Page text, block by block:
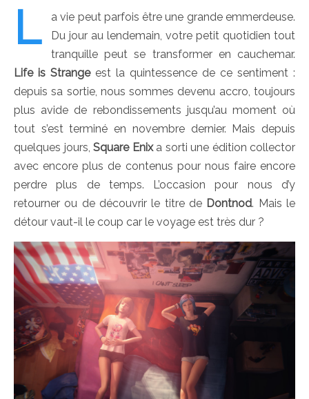
L
a vie peut parfois être une grande emmerdeuse.
Du jour au lendemain, votre petit quotidien tout
tranquille peut se transformer en cauchemar.
Life is Strangeest la quintessence de ce sentiment :
depuis sa sortie, nous sommes devenu accro, toujours
plus avide de rebondissements jusqu’au moment où
tout s’est terminé en novembre dernier. Mais depuis
quelques jours, Square Enixa sorti une édition collector
avec encore plus de contenus pour nous faire encore
perdre plus de temps. L’occasion pour nous d’y
retourner ou de découvrir le titre de Dontnod. Mais le
détour vaut-il le coup car le voyage est très dur ?